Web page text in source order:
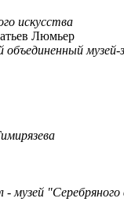
искусства
Люмьер
музей-
- музей "Серебряного